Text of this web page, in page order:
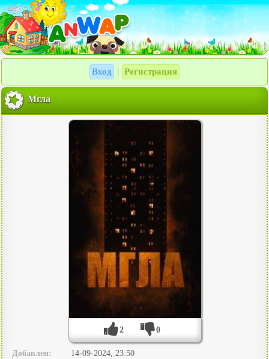
Вход Регистрация
Мгла
2 0
Добавлен:
14-09-2024, 23:50